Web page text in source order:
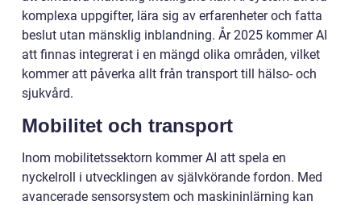
komplexa uppgifter, lära sig av erfarenheter och fatta
beslut utan mänsklig inblandning. År 2025 kommer AI
att finnas integrerat i en mängd olika områden, vilket
kommer att påverka allt från transport till hälso- och
sjukvård.
Mobilitet och transport
Inom mobilitetssektorn kommer AI att spela en
nyckelroll i utvecklingen av självkörande fordon. Med
avancerade sensorsystem och maskininlärning kan